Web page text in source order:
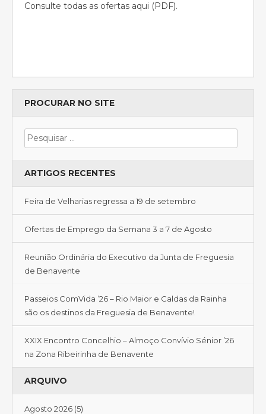
Consulte todas as ofertas aqui (PDF).
PROCURAR NO SITE
ARTIGOS RECENTES
Feira de Velharias regressa a 19 de setembro
Ofertas de Emprego da Semana 3 a 7 de Agosto
Reunião Ordinária do Executivo da Junta de Freguesia
de Benavente
Passeios ComVida ’26 – Rio Maior e Caldas da Rainha
são os destinos da Freguesia de Benavente!
XXIX Encontro Concelhio – Almoço Convívio Sénior ’26
na Zona Ribeirinha de Benavente
ARQUIVO
Agosto 2026 (5)